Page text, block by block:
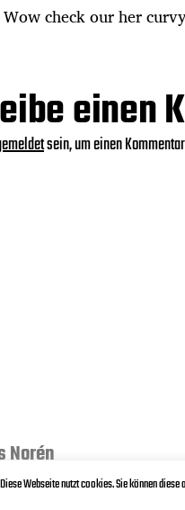
Wow check our her
einen
sein, um einen
Norén
Diese Webseite nutzt cookies. Sie können diese